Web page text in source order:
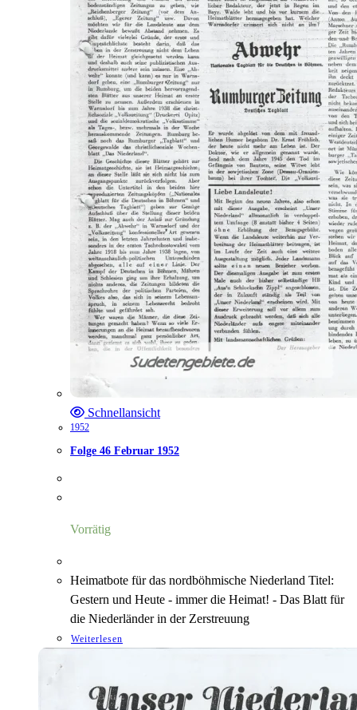
Schnellansicht
1952
Folge 46 Februar 1952
Vorrätig
Heimatbote für das nordböhmische Niederland Titel:
Gestern und Heute - immer die Heimat! - Das Blatt für
die Niederländer in der Zerstreuung
Weiterlesen